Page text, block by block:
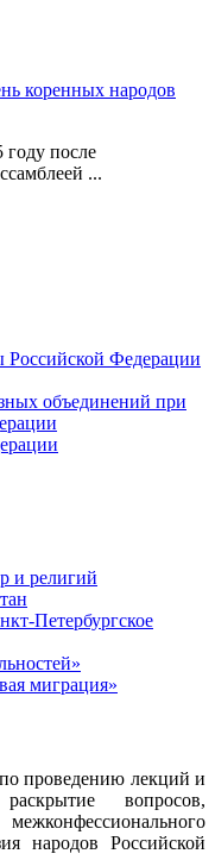
коренных народов
году после
...
Российской Федерации
объединений при
и религий
Петербургское
миграция»
проведению лекций и
вопросов,
народов Российской